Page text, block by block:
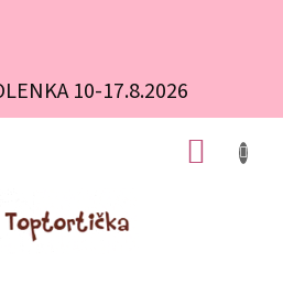
10-17.8.2026